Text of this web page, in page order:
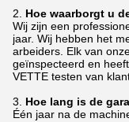
2. Hoe waarborgt u
Wij zijn een
jaar. Wij hebben het
arbeiders. Elk van
geïnspecteerd en
VETTE testen van
3. Hoe lang is de
Één jaar na de